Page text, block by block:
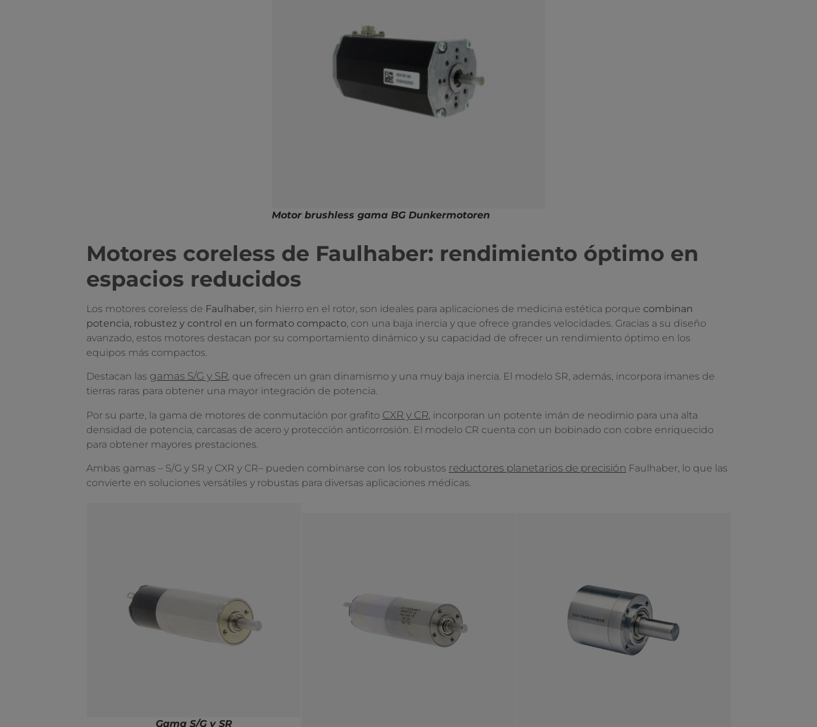
Motor brushless gama BG Dunkermotoren
Motores coreless de Faulhaber: rendimiento óptimo en
espacios reducidos
Los motores coreless de Faulhaber , sin hierro en el rotor, son ideales para aplicaciones de medicina estética porque combinan
potencia, robustez y control en un formato compacto , con una baja inercia y que ofrece grandes velocidades. Gracias a su diseño
avanzado, estos motores destacan por su comportamiento dinámico y su capacidad de ofrecer un rendimiento óptimo en los
equipos más compactos.
Destacan las gamas S/G y SR, que ofrecen un gran dinamismo y una muy baja inercia. El modelo SR, además, incorpora imanes de
tierras raras para obtener una mayor integración de potencia.
Por su parte, la gama de motores de conmutación por grafito CXR y CR , incorporan un potente imán de neodimio para una alta
densidad de potencia, carcasas de acero y protección anticorrosión. El modelo CR cuenta con un bobinado con cobre enriquecido
para obtener mayores prestaciones.
Ambas gamas – S/G y SR y CXR y CR– pueden combinarse con los robustos reductores planetarios de precisión Faulhaber, lo que las
convierte en soluciones versátiles y robustas para diversas aplicaciones médicas.
Gama S/G y SR